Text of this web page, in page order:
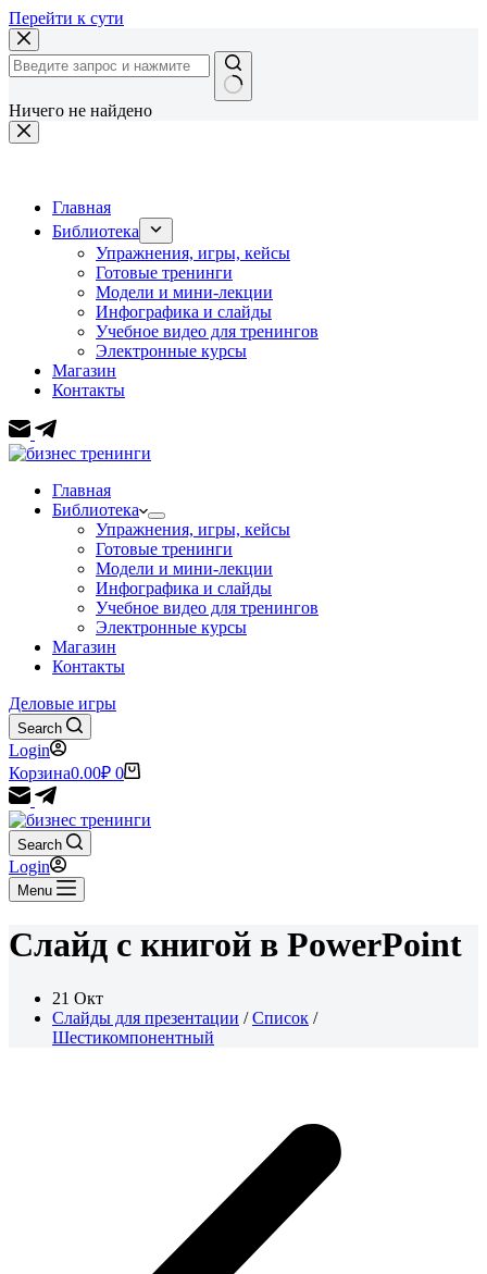
Перейти к сути
Ничего не найдено
Главная
Библиотека
Упражнения, игры, кейсы
Готовые тренинги
Модели и мини-лекции
Инфографика и слайды
Учебное видео для тренингов
Электронные курсы
Магазин
Контакты
Главная
Библиотека
Упражнения, игры, кейсы
Готовые тренинги
Модели и мини-лекции
Инфографика и слайды
Учебное видео для тренингов
Электронные курсы
Магазин
Контакты
Деловые игры
Search
Login
Корзина0.00₽ 0
Search
Login
Menu
Слайд с книгой в PowerPoint
21 Окт
Слайды для презентации /Список /
Шестикомпонентный